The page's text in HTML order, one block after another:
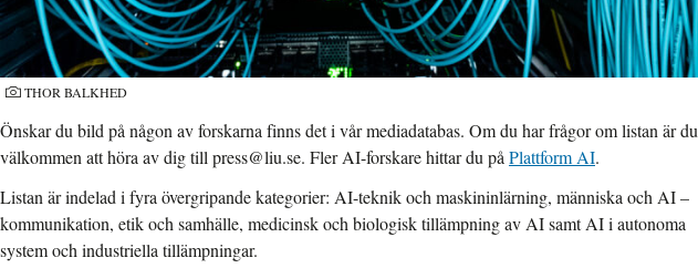
THOR BALKHED
Önskar du bild på någon av forskarna finns det i vår mediadatabas. Om du har frågor om listan är du
välkommen att höra av dig till press@liu.se. Fler AI-forskare hittar du på Plattform AI.
Listan är indelad i fyra övergripande kategorier: AI-teknik och maskininlärning, människa och AI –
kommunikation, etik och samhälle, medicinsk och biologisk tillämpning av AI samt AI i autonoma
system och industriella tillämpningar.